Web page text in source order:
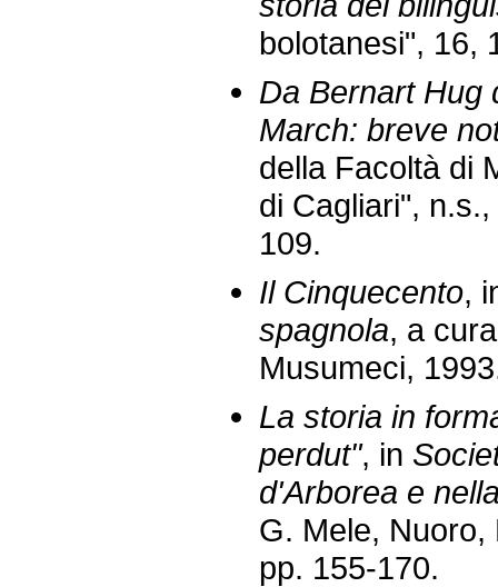
bolotanesi", 16,
Da Bernart Hug
March: breve
della Facoltà di
di Cagliari",
109.
Il Cinquecento,
spagnola, a
Musumeci,
La storia in
perdut", in
d'Arborea e
G. Mele, Nuoro,
pp. 155-170.